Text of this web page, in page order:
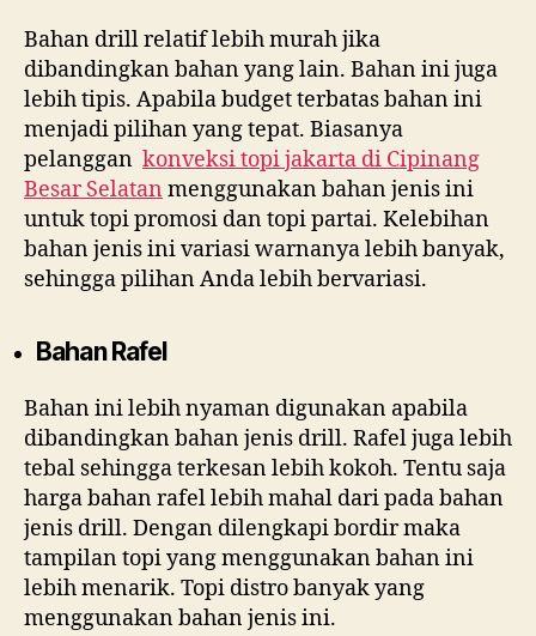
Bahan drill relatif lebih murah jika
dibandingkan bahan yang lain. Bahan ini juga
lebih tipis. Apabila budget terbatas bahan ini
menjadi pilihan yang tepat. Biasanya
pelanggan konveksi topi jakarta di Cipinang
Besar Selatan menggunakan bahan jenis ini
untuk topi promosi dan topi partai. Kelebihan
bahan jenis ini variasi warnanya lebih banyak,
sehingga pilihan Anda lebih bervariasi.
Bahan Rafel
Bahan ini lebih nyaman digunakan apabila
dibandingkan bahan jenis drill. Rafel juga lebih
tebal sehingga terkesan lebih kokoh. Tentu saja
harga bahan rafel lebih mahal dari pada bahan
jenis drill. Dengan dilengkapi bordir maka
tampilan topi yang menggunakan bahan ini
lebih menarik. Topi distro banyak yang
menggunakan bahan jenis ini.